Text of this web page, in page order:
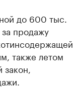
до 600 тыс.
продажу
также летом